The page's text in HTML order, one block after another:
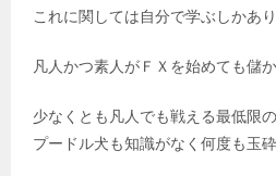
これに関しては自分で学ぶしかあり
凡人かつ素人がＦＸを始めても儲
少なくとも凡人でも戦える最低限
プードル犬も知識がなく何度も玉砕